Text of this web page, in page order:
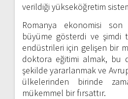
verildiği yükseköğretim
Romanya ekonomisi
büyüme gösterdi ve şimdi
endüstrileri için gelişen bir
doktora eğitimi almak, bu
şekilde yararlanmak ve
ülkelerinden birinde
mükemmel bir fırsattır.